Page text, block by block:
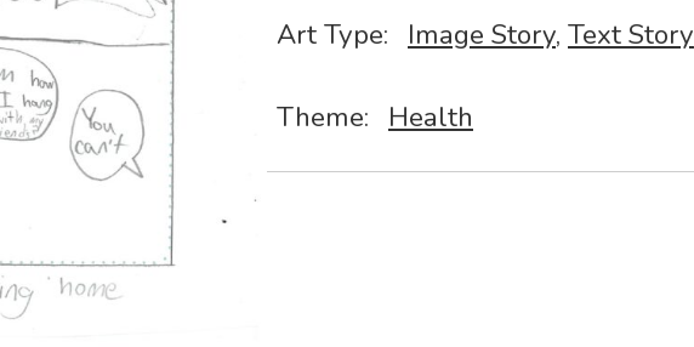
Art Type: Image Story, Text Story
Theme: Health